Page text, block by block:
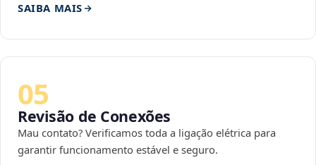
SAIBA MAIS
05
Revisão de Conexões
Mau contato? Verificamos toda a ligação elétrica para
garantir funcionamento estável e seguro.